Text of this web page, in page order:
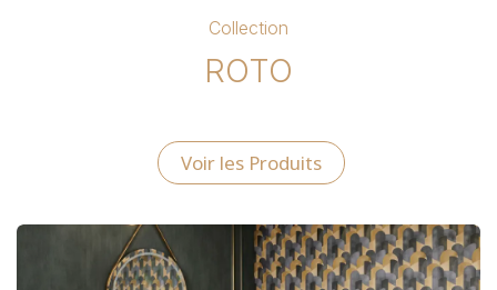
Collection
ROTO
Voir les Produits